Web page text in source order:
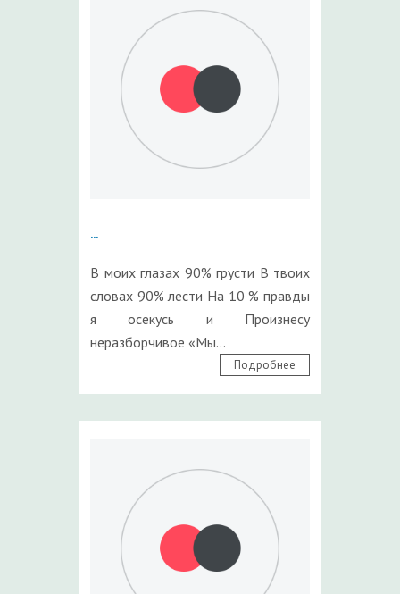
...
В моих глазах 90% грусти В твоих
словах 90% лести На 10 % правды
я осекусь и Произнесу
неразборчивое «Мы...
Подробнее